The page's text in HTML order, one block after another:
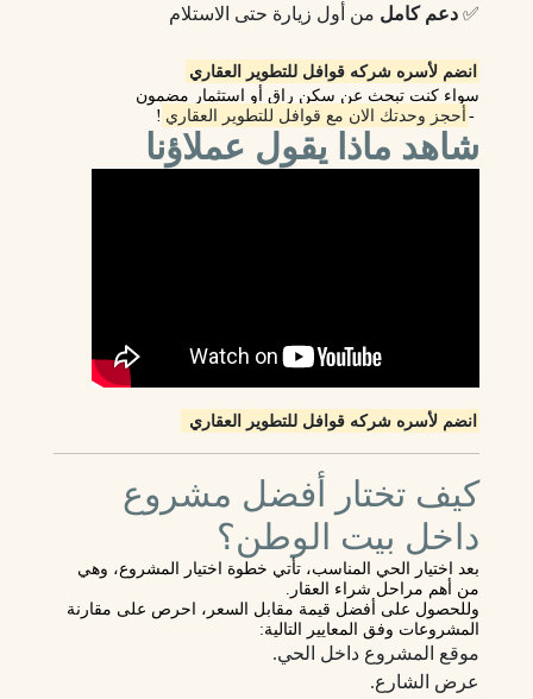
✅ دعم كامل من أول زيارة حتى الاستلام
انضم لأسره شركه قوافل للتطوير العقاري
سواء كنت تبحث عن سكن راقٍ أو استثمار مضمون
- أحجز وحدتك الان مع قوافل للتطوير العقاري !
شاهد ماذا يقول عملاؤنا
انضم لأسره شركه قوافل للتطوير العقاري
كيف تختار أفضل مشروع
داخل بيت الوطن؟
بعد اختيار الحي المناسب، تأتي خطوة اختيار المشروع، وهي
من أهم مراحل شراء العقار.
وللحصول على أفضل قيمة مقابل السعر، احرص على مقارنة
المشروعات وفق المعايير التالية:
موقع المشروع داخل الحي.
عرض الشارع.